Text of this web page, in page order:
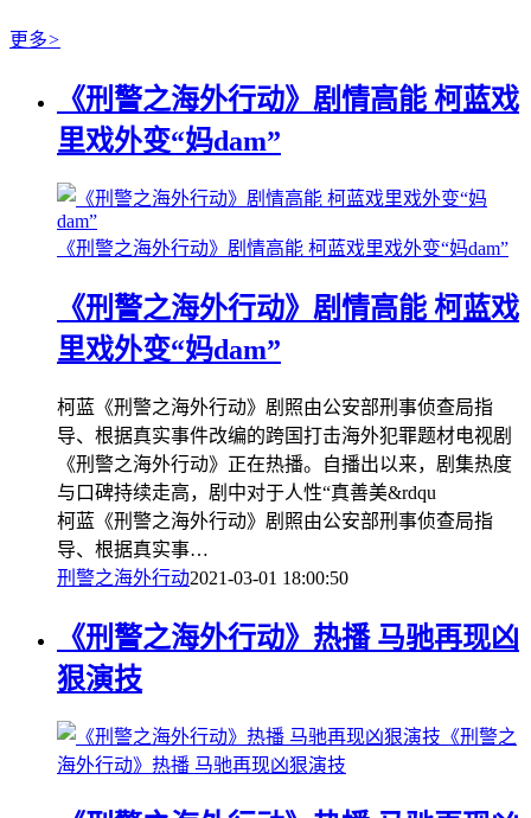
更多>
《刑警之海外行动》剧情高能 柯蓝戏
里戏外变“妈dam”
《刑警之海外行动》剧情高能 柯蓝戏里戏外变“妈dam”
《刑警之海外行动》剧情高能 柯蓝戏
里戏外变“妈dam”
柯蓝《刑警之海外行动》剧照由公安部刑事侦查局指
导、根据真实事件改编的跨国打击海外犯罪题材电视剧
《刑警之海外行动》正在热播。自播出以来，剧集热度
与口碑持续走高，剧中对于人性“真善美&rdqu
柯蓝《刑警之海外行动》剧照由公安部刑事侦查局指
导、根据真实事…
刑警之海外行动2021-03-01 18:00:50
《刑警之海外行动》热播 马驰再现凶
狠演技
《刑警之
海外行动》热播 马驰再现凶狠演技